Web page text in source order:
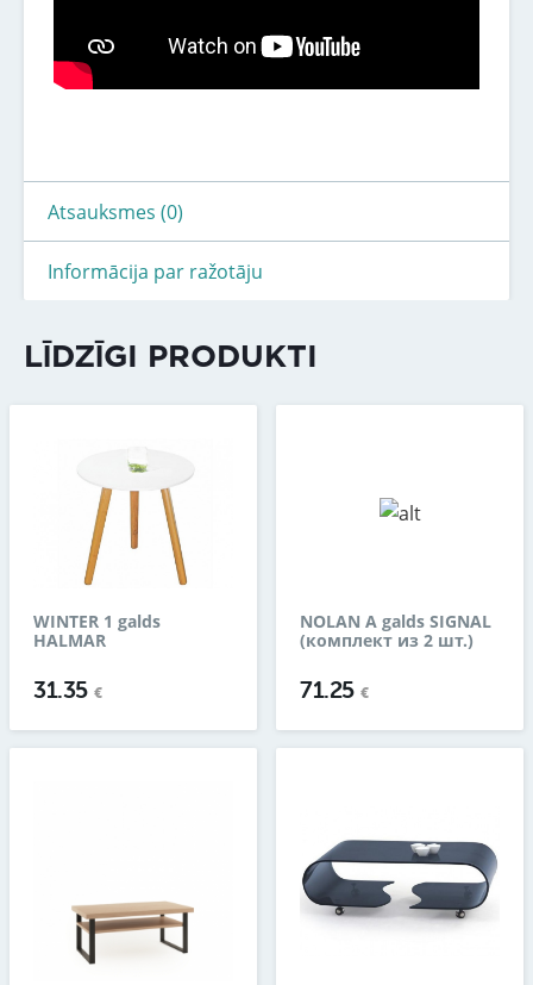
Atsauksmes (0)
Informācija par ražotāju
LĪDZĪGI PRODUKTI
WINTER 1 galds
HALMAR
31.35 €
NOLAN A galds SIGNAL
(комплект из 2 шт.)
71.25 €